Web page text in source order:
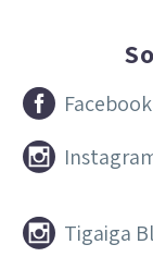

 Facebook



 Tigaiga